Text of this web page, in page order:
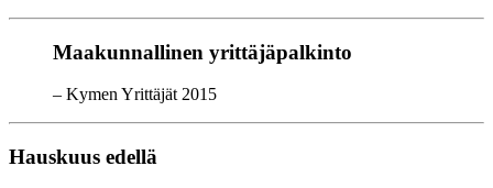
Maakunnallinen yrittäjäpalkinto
– Kymen Yrittäjät 2015
Hauskuus edellä